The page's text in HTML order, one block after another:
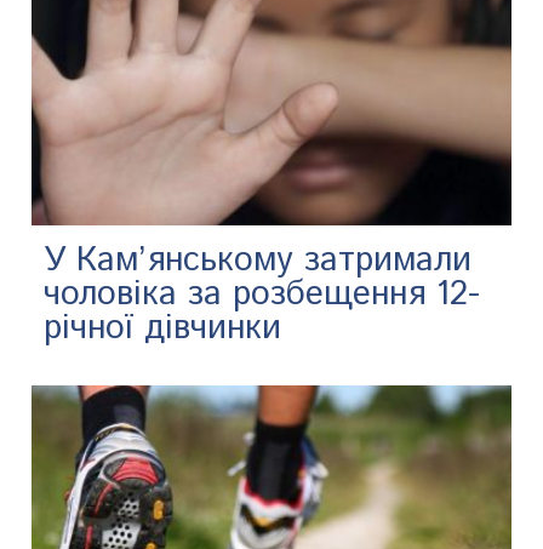
У Кам’янському затримали
чоловіка за розбещення 12-
річної дівчинки